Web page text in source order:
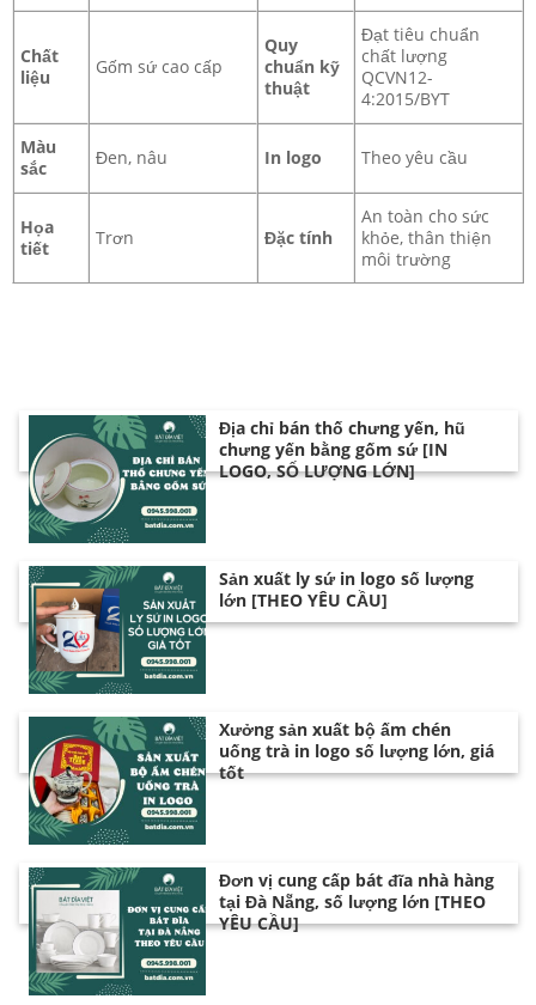
Chất
liệu
Gốm sứ cao cấp
Quy
chuẩn kỹ
thuật
Đạt tiêu chuẩn
chất lượng
QCVN12-
4:2015/BYT
Màu
sắc
Đen, nâu In logo Theo yêu cầu
Họa
tiết
Trơn Đặc tính
An toàn cho sức
khỏe, thân thiện
môi trường
Địa chỉ bán thố chưng yến, hũ
chưng yến bằng gốm sứ [IN
LOGO, SỐ LƯỢNG LỚN]
Sản xuất ly sứ in logo số lượng
lớn [THEO YÊU CẦU]
Xưởng sản xuất bộ ấm chén
uống trà in logo số lượng lớn, giá
tốt
Đơn vị cung cấp bát đĩa nhà hàng
tại Đà Nẵng, số lượng lớn [THEO
YÊU CẦU]